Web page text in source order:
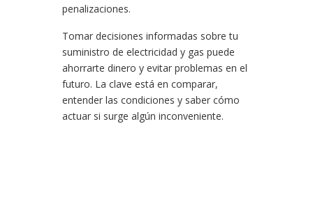
penalizaciones.
Tomar decisiones informadas sobre tu
suministro de electricidad y gas puede
ahorrarte dinero y evitar problemas en el
futuro. La clave está en comparar,
entender las condiciones y saber cómo
actuar si surge algún inconveniente.